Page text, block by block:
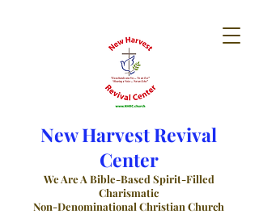
New Harvest Revival
Center
We Are A Bible-Based Spirit-Filled
Charismatic
Non-Denominational Christian Church